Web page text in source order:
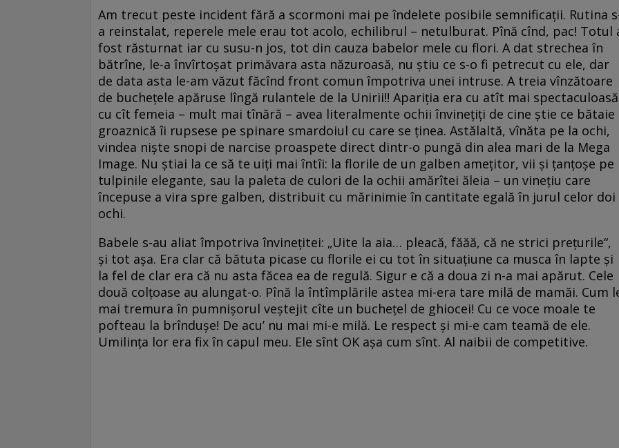
Am trecut peste incident fără a scormoni mai pe îndelete posibile semnificaţii. Rutina
a reinstalat, reperele mele erau tot acolo, echilibrul – netulburat. Pînă cînd, pac! Totul
fost răsturnat iar cu susu-n jos, tot din cauza babelor mele cu flori. A dat strechea în
bătrîne, le-a învîrtoşat primăvara asta năzuroasă, nu ştiu ce s-o fi petrecut cu ele, dar
de data asta le-am văzut făcînd front comun împotriva unei intruse. A treia vînzătoare
de bucheţele apăruse lîngă rulantele de la Unirii!! Apariţia era cu atît mai spectaculoasă
cu cît femeia – mult mai tînără – avea literalmente ochii învineţiţi de cine ştie ce bătaie
groaznică îi rupsese pe spinare smardoiul cu care se ţinea. Astălaltă, vînăta pe la ochi,
vindea nişte snopi de narcise proaspete direct dintr-o pungă din alea mari de la Mega
Image. Nu ştiai la ce să te uiţi mai întîi: la florile de un galben ameţitor, vii şi ţanţoşe pe
tulpinile elegante, sau la paleta de culori de la ochii amărîtei ăleia – un vineţiu care
începuse a vira spre galben, distribuit cu mărinimie în cantitate egală în jurul celor doi
ochi.
Babele s-au aliat împotriva învineţitei: „Uite la aia… pleacă, făăă, că ne strici preţurile“,
şi tot aşa. Era clar că bătuta picase cu florile ei cu tot în situaţiune ca musca în lapte şi
la fel de clar era că nu asta făcea ea de regulă. Sigur e că a doua zi n-a mai apărut. Cele
două colţoase au alungat-o. Pînă la întîmplările astea mi-era tare milă de mamăi. Cum
mai tremura în pumnişorul veştejit cîte un bucheţel de ghiocei! Cu ce voce moale te
pofteau la brînduşe! De acu’ nu mai mi-e milă. Le respect şi mi-e cam teamă de ele.
Umilinţa lor era fix în capul meu. Ele sînt OK aşa cum sînt. Al naibii de competitive.